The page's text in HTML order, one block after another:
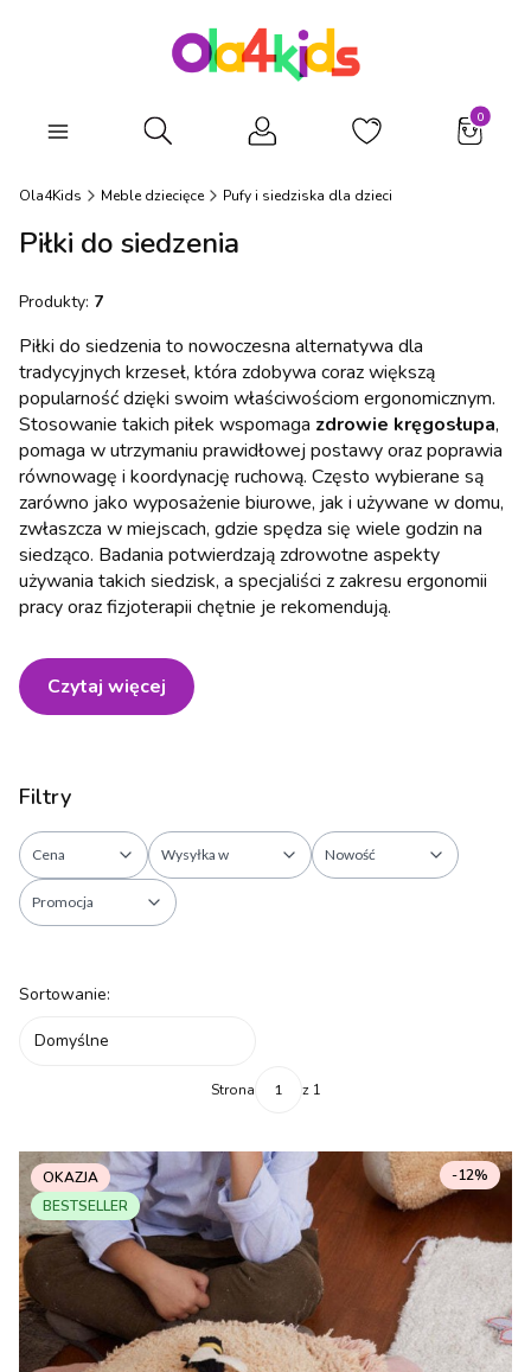
Otwórz wyszukiwarkę
Ola4Kids Meble dziecięce Pufy i siedziska dla dzieci
Piłki do siedzenia
Produkty: 7
Piłki do siedzenia to nowoczesna alternatywa dla
tradycyjnych krzeseł, która zdobywa coraz większą
popularność dzięki swoim właściwościom ergonomicznym.
Stosowanie takich piłek wspomaga zdrowie kręgosłupa,
pomaga w utrzymaniu prawidłowej postawy oraz poprawia
równowagę i koordynację ruchową. Często wybierane są
zarówno jako wyposażenie biurowe, jak i używane w domu,
zwłaszcza w miejscach, gdzie spędza się wiele godzin na
siedząco. Badania potwierdzają zdrowotne aspekty
używania takich siedzisk, a specjaliści z zakresu ergonomii
pracy oraz fizjoterapii chętnie je rekomendują.
Czytaj więcej
Filtry
Cena Wysyłka w Nowość
Promocja
Lista produktów
Sortowanie:
Domyślne
Strona z 1
OKAZJA
BESTSELLER
-12%